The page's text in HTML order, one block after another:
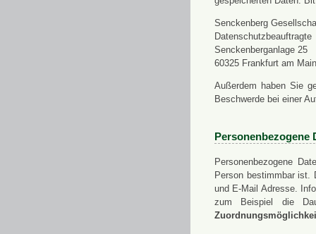
Senckenberg
Datenschutzbeauftragte
Senckenberganlage 25
60325 Frankfurt am Main
Außerdem haben Sie
Beschwerde bei einer
Personenbezogene
Personenbezogene
Person bestimmbar ist.
und E-Mail Adresse.
zum Beispiel die